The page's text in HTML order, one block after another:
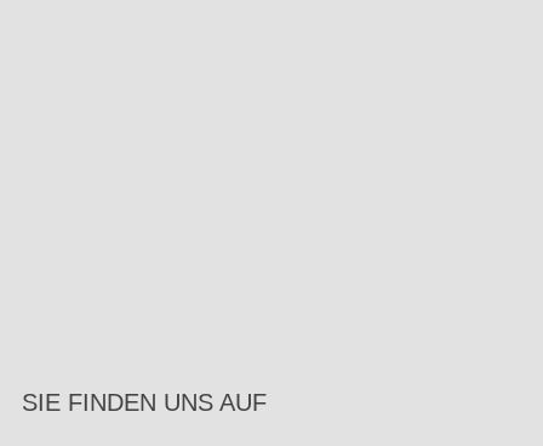
SIE FINDEN UNS AUF